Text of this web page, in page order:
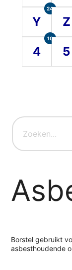
Y
24
Z
4
10
5
Borstel gebruikt
asbesthoudende